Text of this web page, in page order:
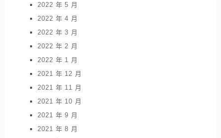
2022 年 5 月
2022 年 4 月
2022 年 3 月
2022 年 2 月
2022 年 1 月
2021 年 12 月
2021 年 11 月
2021 年 10 月
2021 年 9 月
2021 年 8 月